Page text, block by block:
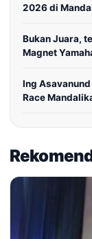
2026 di
Bukan Juara,
Magnet
Ing
Race